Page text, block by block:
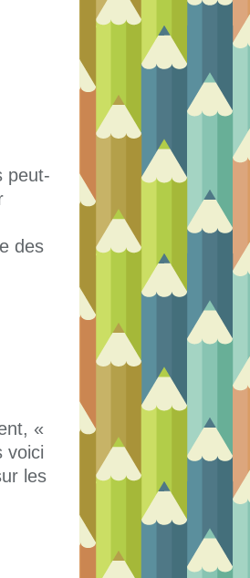
peut-
des
«
voici
les